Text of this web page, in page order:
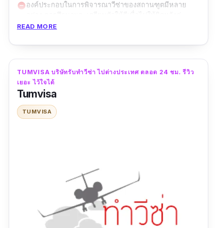
remove_circleองค์ประกอบในการพิจารณาวีซ่าของสถานฑูตมีหลาย
Knight Visa Help Point เป็น บริษัทรับทำวีซ่า ไป
ต่างประเทศ ที่ได้จดทะเบียนเป็นบริษัทรับทำ หรือ
ยื่น VISA ให้ความช่วยเหลือในการขอวีซ่าและ
บริการในการดำเนินการ ด้านเอกสารกับทุกสถาน
ทูตทั้งในประเทศและต่างประเทศ บริการกรอกแบบ
ฟอร์มวีซ่า ให้คำแนะนำ รวมทั้งเป็นที่ปรึกษาทาง
ด้าน VISA ในทุกรูปแบบ ทุกประเภท และหลาก
เชียงใหม่ รับรองว่าไม่ต้องกังวลว่าจะยื่นวีซ่าไม่
ผ่านเลยค่ะ เพราะทีมงานของที่นี่เก่งมาก ๆ พร้อม
จะช่วยในกระบวนการยื่นวีซ่าให้เป็นไปอย่าง
รวดเร็วและมีประสิทธิภาพ
READ MORE
TUMVISA บริษัทรับทําวีซ่า ไปต่างประเทศ ตลอด 24 ชม. รีวิว
เยอะ ไว้ใจได้
Tumvisa
TUMVISA